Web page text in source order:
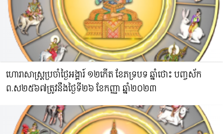
ហោរាសាស្រ្តប្រចាំថ្ងៃអង្គារ៍ ១២កើត ខែភទ្របទ ឆ្នាំថោះ​ បញ្ចស័ក
ព.ស​២៥៦៧ត្រូវនឹងថ្ងៃទី២៦ ខែកញ្ញា ឆ្នាំ២០២៣